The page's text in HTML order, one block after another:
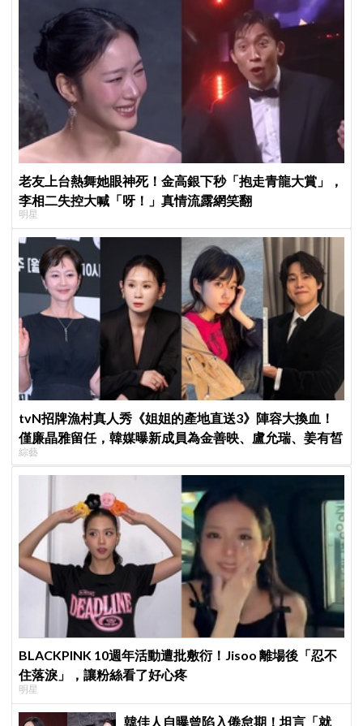
老友上台熱舞她眼神死！金高銀下秒「抱走青龍大賞」，
李相二失控大喊「呀！」真情流露網笑翻
明星
tvN招牌漁村真人秀《姐姐的產地直送3》陣容大換血！
僅廉晶雅留任，韓媒曝新成員為金善映、盧允瑞、姜有皙
綜藝
BLACKPINK 10週年活動遭批敷衍！Jisoo 離場後「忍不
住落淚」，讓粉絲看了好心疼
明星
韓佳人自曝曾陷入倦怠期！坦言「就